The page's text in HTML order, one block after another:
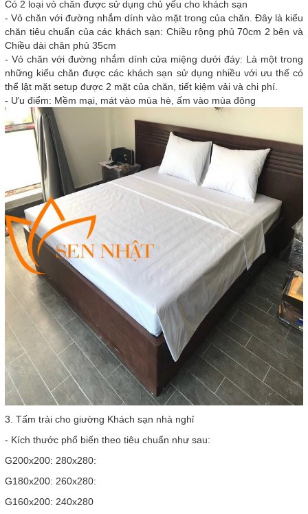
Có 2 loại vỏ chăn được sử dụng chủ yếu cho khách sạn
- Vỏ chăn với đường nhắm dính vào mặt trong của chăn. Đây là kiểu
chăn tiêu chuẩn của các khách sạn: Chiều rộng phủ 70cm 2 bên và
Chiều dài chăn phủ 35cm
- Vỏ chăn với đường nhắm dính cửa miệng dưới đáy: Là một trong
những kiểu chăn được các khách sạn sử dụng nhiều với ưu thế có
thể lật mặt setup được 2 mặt của chăn, tiết kiệm vải và chi phí.
- Ưu điểm: Mềm mại, mát vào mùa hè, ấm vào mùa đông
3. Tấm trải cho giường Khách sạn nhà nghỉ
- Kích thước phổ biến theo tiêu chuẩn như sau:
G200x200: 280x280:
G180x200: 260x280:
G160x200: 240x280